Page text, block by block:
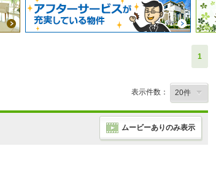
1
表示件数：
ムービーありのみ表示